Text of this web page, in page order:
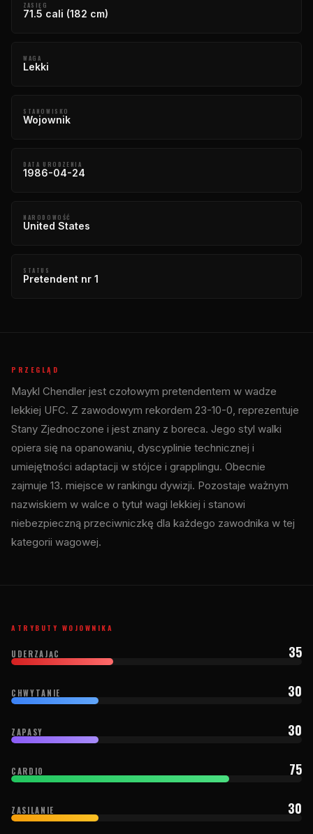
ZASIĘG
71.5 cali (182 cm)
WAGA
Lekki
STANOWISKO
Wojownik
DATA URODZENIA
1986-04-24
NARODOWOŚĆ
United States
STATUS
Pretendent nr 1
PRZEGLĄD
Maykl Chendler jest czołowym pretendentem w wadze
lekkiej UFC. Z zawodowym rekordem 23-10-0, reprezentuje
Stany Zjednoczone i jest znany z boreca. Jego styl walki
opiera się na opanowaniu, dyscyplinie technicznej i
umiejętności adaptacji w stójce i grapplingu. Obecnie
zajmuje 13. miejsce w rankingu dywizji. Pozostaje ważnym
nazwiskiem w walce o tytuł wagi lekkiej i stanowi
niebezpieczną przeciwniczkę dla każdego zawodnika w tej
kategorii wagowej.
ATRYBUTY WOJOWNIKA
UDERZAJĄC 35
CHWYTANIE 30
ZAPASY 30
CARDIO 75
ZASILANIE 30